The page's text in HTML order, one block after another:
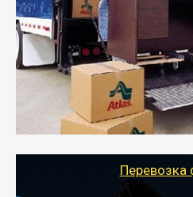
- Служебный или военный
отдельном авто или
стоимости).
- Тайгер Логистик
качественно организует
службы или работы с
оформлением документов,
Перевозка